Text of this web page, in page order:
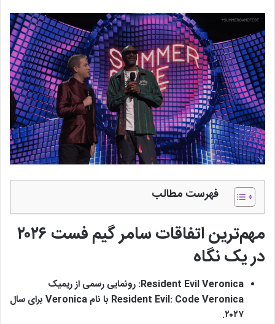
فهرست مطالب
مهم‌ترین اتفاقات سامر گیم فست ۲۰۲۶
در یک نگاه
Resident Evil Veronica: رونمایی رسمی از ریمیک
Resident Evil: Code Veronica با نام Veronica برای سال
۲۰۲۷.